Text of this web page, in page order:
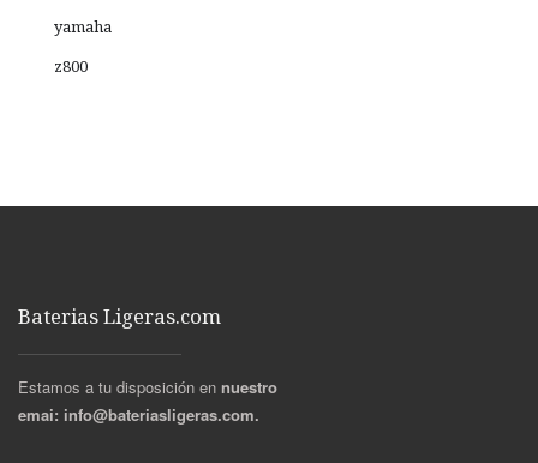
yamaha
z800
Baterias Ligeras.com
Estamos a tu disposición en nuestro
emai: info@bateriasligeras.com.